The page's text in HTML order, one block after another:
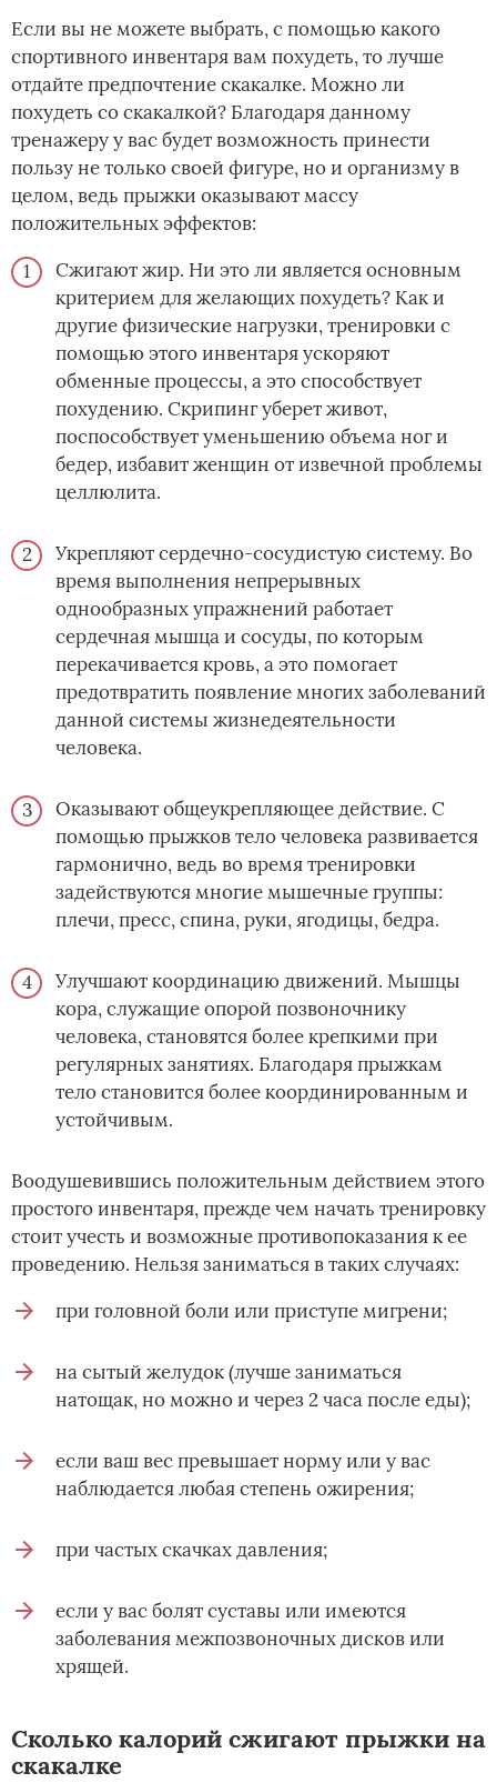
Если вы не можете выбрать, с помощью какого
спортивного инвентаря вам похудеть, то лучше
отдайте предпочтение скакалке. Можно ли
похудеть со скакалкой? Благодаря данному
тренажеру у вас будет возможность принести
пользу не только своей фигуре, но и организму в
целом, ведь прыжки оказывают массу
положительных эффектов:
Сжигают жир. Ни это ли является основным
критерием для желающих похудеть? Как и
другие физические нагрузки, тренировки с
помощью этого инвентаря ускоряют
обменные процессы, а это способствует
похудению. Скрипинг уберет живот,
поспособствует уменьшению объема ног и
бедер, избавит женщин от извечной проблемы
целлюлита.
Укрепляют сердечно-сосудистую систему. Во
время выполнения непрерывных
однообразных упражнений работает
сердечная мышца и сосуды, по которым
перекачивается кровь, а это помогает
предотвратить появление многих заболеваний
данной системы жизнедеятельности
человека.
Оказывают общеукрепляющее действие. С
помощью прыжков тело человека развивается
гармонично, ведь во время тренировки
задействуются многие мышечные группы:
плечи, пресс, спина, руки, ягодицы, бедра.
Улучшают координацию движений. Мышцы
кора, служащие опорой позвоночнику
человека, становятся более крепкими при
регулярных занятиях. Благодаря прыжкам
тело становится более координированным и
устойчивым.
Воодушевившись положительным действием этого
простого инвентаря, прежде чем начать тренировку
стоит учесть и возможные противопоказания к ее
проведению. Нельзя заниматься в таких случаях:
при головной боли или приступе мигрени;
на сытый желудок (лучше заниматься
натощак, но можно и через 2 часа после еды);
если ваш вес превышает норму или у вас
наблюдается любая степень ожирения;
при частых скачках давления;
если у вас болят суставы или имеются
заболевания межпозвоночных дисков или
хрящей.
Сколько калорий сжигают прыжки на
скакалке